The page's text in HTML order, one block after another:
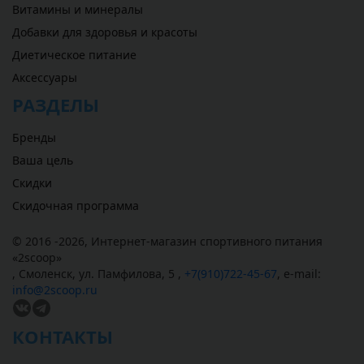
Витамины и минералы
Добавки для здоровья и красоты
Диетическое питание
Аксессуары
РАЗДЕЛЫ
Бренды
Ваша цель
Скидки
Скидочная программа
© 2016 -2026, Интернет-магазин спортивного питания
«2scoop»
, Смоленск, ул. Памфилова, 5 , +7(910)722-45-67, e-mail:
info@2scoop.ru
КОНТАКТЫ